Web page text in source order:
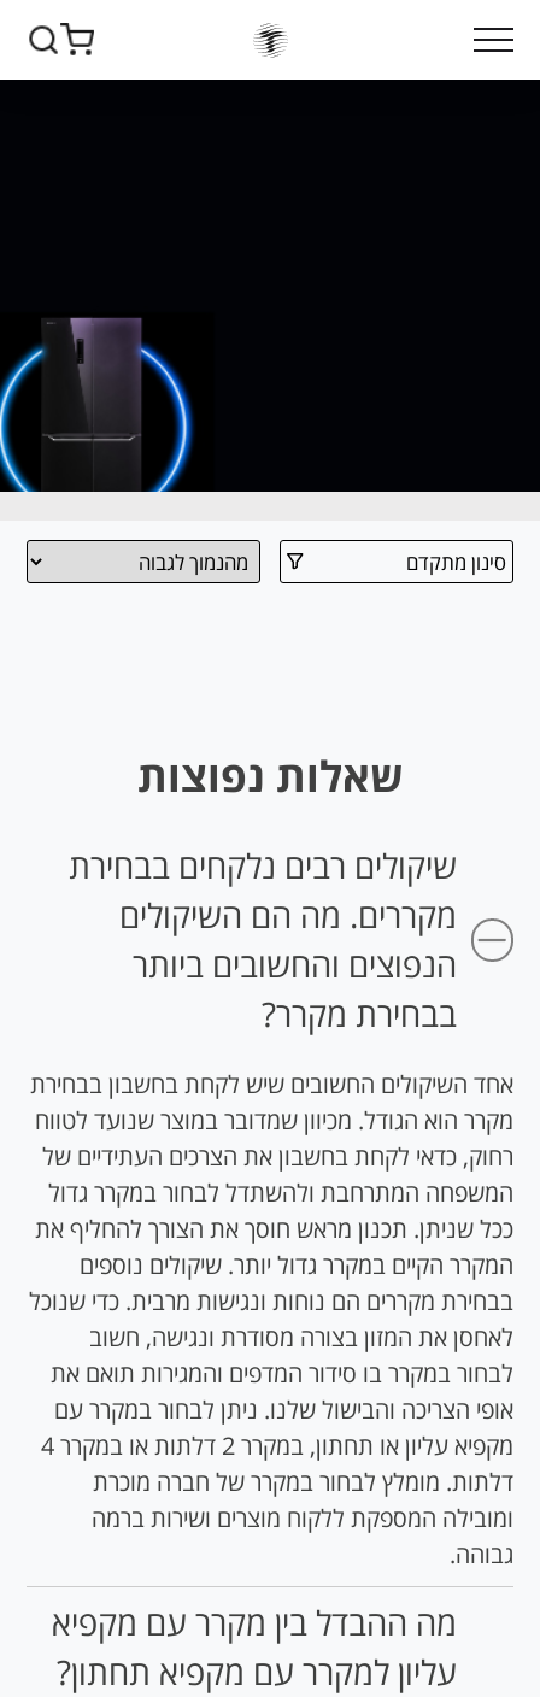
סינון מתקדם
שאלות נפוצות
שיקולים רבים נלקחים בבחירת
מקררים. מה הם השיקולים
הנפוצים והחשובים ביותר
בבחירת מקרר?
אחד השיקולים החשובים שיש לקחת בחשבון בבחירת
מקרר הוא הגודל. מכיוון שמדובר במוצר שנועד לטווח
רחוק, כדאי לקחת בחשבון את הצרכים העתידיים של
המשפחה המתרחבת ולהשתדל לבחור במקרר גדול
ככל שניתן. תכנון מראש חוסך את הצורך להחליף את
המקרר הקיים במקרר גדול יותר. שיקולים נוספים
בבחירת מקררים הם נוחות ונגישות מרבית. כדי שנוכל
לאחסן את המזון בצורה מסודרת ונגישה, חשוב
לבחור במקרר בו סידור המדפים והמגירות תואם את
אופי הצריכה והבישול שלנו. ניתן לבחור במקרר עם
מקפיא עליון או תחתון, במקרר 2 דלתות או במקרר 4
דלתות. מומלץ לבחור במקרר של חברה מוכרת
ומובילה המספקת ללקוח מוצרים ושירות ברמה
גבוהה.
מה ההבדל בין מקרר עם מקפיא
עליון למקרר עם מקפיא תחתון?